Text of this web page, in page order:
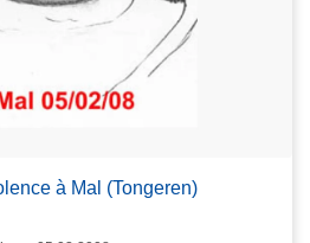
à Mal (Tongeren)